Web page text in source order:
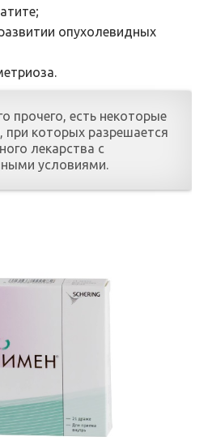
опухолевидных
прочего, есть некоторые
при которых разрешается
лекарства с
условиями.